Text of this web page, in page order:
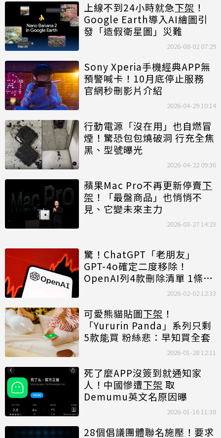
上線不到24小時就急下架 ！
Google Earth導入AI繪圖引
發「造假衛星圖」災難
2026-08-02 07:29
Sony Xperia手機經典APP無
預警喊卡！10月底停止服務
官網秒刪影片介紹
2026-04-29 10:14
行動電源「沒在用」也自燃冒
煙！驚恐包包燒破洞 行充全焦
黑、型號曝光
2026-04-22 09:36
蘋果Mac Pro不再更新停賣下
架 ！「最盤商品」也悄悄不
見、它變未來主力
2026-03-27 14:23
驚！ChatGPT「老朋友」
GPT-4o確定二度移除！
OpenAI列4款刪除清單 1條件
2026-02-02 12:33
可愛熊貓貼圖下架 ！
「Yururin Panda」系列只剩
5款能買 粉絲悲：早知買全套
2026-01-28 12:11
死了麼APP沒簽到就通知家
人！中國慘遭下架 取
Demumu英文名原因曝
2026-01-16 11:38
28個倡議團體聯名施壓！要求